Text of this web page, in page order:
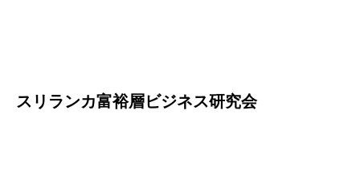
スリランカ富裕層ビジネス研究会